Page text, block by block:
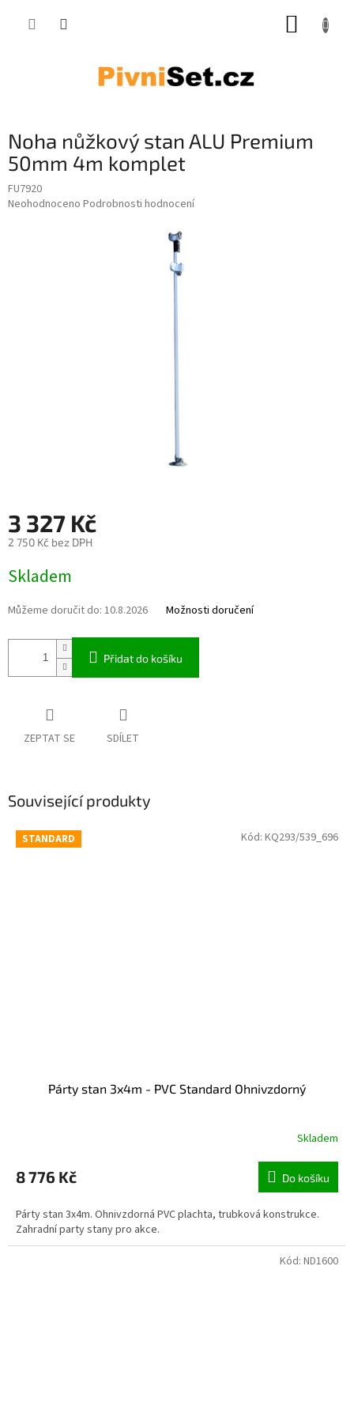
Noha nůžkový stan ALU Premium
50mm 4m komplet
FU7920
Průměrné hodnocení produktu je 0,0 z 5 hvězdiček.
Neohodnoceno Podrobnosti hodnocení
3 327 Kč
2 750 Kč bez DPH
Skladem
Můžeme doručit do: 10.8.2026 Možnosti doručení
Přidat do košíku
ZEPTAT SE SDÍLET
Související produkty
STANDARD
Párty stan 3x4m - PVC Standard Ohnivzdorný
Skladem
8 776 Kč Do košíku
Párty stan 3x4m. Ohnivzdorná PVC plachta, trubková konstrukce.
Zahradní party stany pro akce.
Kód: KQ293/539_696
Kód: ND1600